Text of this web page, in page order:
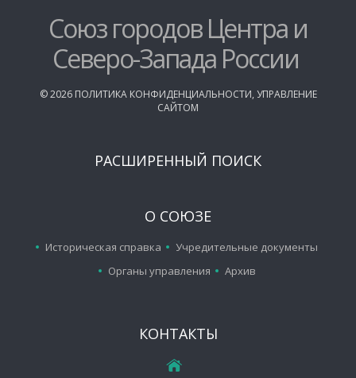
Союз городов Центра и
Северо-Запада России
©2026 ПОЛИТИКА КОНФИДЕНЦИАЛЬНОСТИ, УПРАВЛЕНИЕ
САЙТОМ
РАСШИРЕННЫЙ ПОИСК
О СОЮЗЕ
Историческая справка
Учредительные документы
Органы управления
Архив
КОНТАКТЫ